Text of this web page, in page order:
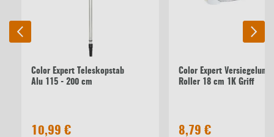
Color Expert Teleskopstab
Alu 115 - 200 cm
10,99 €
Color Expert
Roller 18 cm 1K Griff
8,79 €